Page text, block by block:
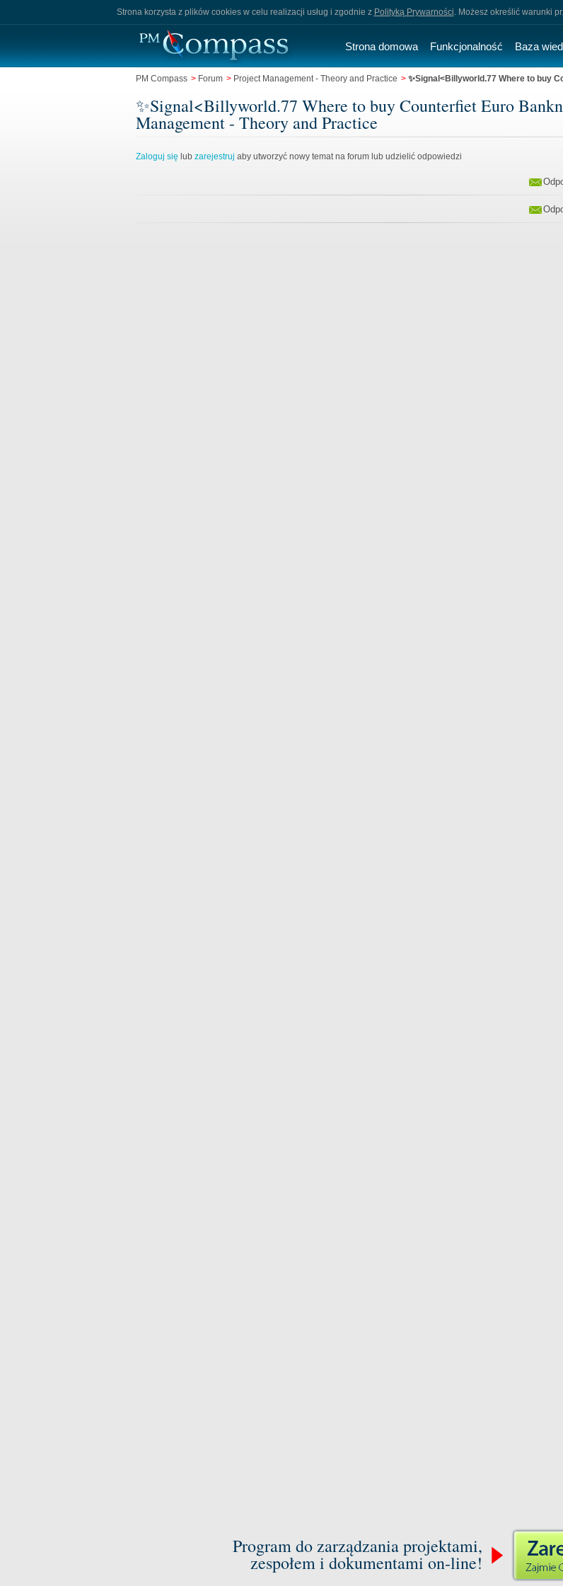
Strona korzysta z plików cookies w celu realizacji usług i zgodnie z Polityką Prywarności. Możesz określić warunki
Strona domowa Funkcjonalność Baza
PM Compass > Forum > Project Management - Theory and Practice > ✨Signal<Billyworld.77 Where to buy
✨Signal<Billyworld.77 Where to buy Counterfiet Euro
Management - Theory and Practice
Zaloguj się lub zarejestruj aby utworzyć nowy temat na forum lub udzielić odpowiedzi
Program do zarządzania projektami,
zespołem i dokumentami on-line!